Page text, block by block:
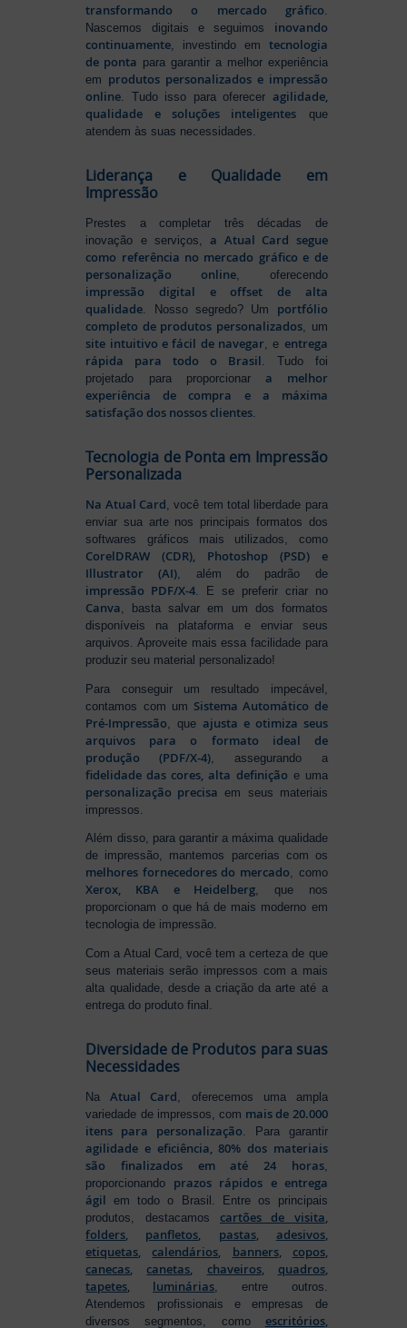
transformando o mercado gráfico.
Nascemos digitais e seguimos inovando
continuamente, investindo em tecnologia
de ponta para garantir a melhor experiência
em produtos personalizados e impressão
online. Tudo isso para oferecer agilidade,
qualidade e soluções inteligentes que
atendem às suas necessidades.
Liderança e Qualidade em
Impressão
Prestes a completar três décadas de
inovação e serviços,a Atual Card segue
como referência no mercado gráfico e de
personalização online, oferecendo
impressão digital e offset de alta
qualidade. Nosso segredo? Um portfólio
completo de produtos personalizados, um
site intuitivo e fácil de navegar, e entrega
rápida para todo o Brasil. Tudo foi
projetado para proporcionara melhor
experiência de compra e a máxima
satisfação dos nossos clientes.
Tecnologia de Ponta em Impressão
Personalizada
Na Atual Card , você tem total liberdade para
enviar sua arte nos principais formatos dos
softwares gráficos mais utilizados, como
CorelDRAW (CDR), Photoshop (PSD) e
Illustrator (AI) , além do padrão de
impressão PDF/X-4 . E se preferir criar no
Canva , basta salvar em um dos formatos
disponíveis na plataforma e enviar seus
arquivos. Aproveite mais essa facilidade para
produzir seu material personalizado!
Para conseguir um resultado impecável,
contamos com um Sistema Automático de
Pré-Impressão , queajusta e otimiza seus
arquivos para o formato ideal de
produção (PDF/X-4) , assegurando a
fidelidade das cores, alta definição e uma
personalização precisa em seus materiais
impressos.
Além disso, para garantir a máxima qualidade
de impressão, mantemos parcerias com os
melhores fornecedores do mercado, como
Xerox, KBA e Heidelberg, que nos
proporcionam o que há de mais moderno em
tecnologia de impressão.
Com a Atual Card, você tem a certeza de que
seus materiais serão impressos com a mais
alta qualidade, desde a criação da arte até a
entrega do produto final.
Diversidade de Produtos para suas
Necessidades
NaAtual Card , oferecemos uma ampla
variedade de impressos, com mais de 20.000
itens para personalização . Para garantir
agilidade e eficiência, 80% dos materiais
são finalizados em até 24 horas,
proporcionando prazos rápidos e entrega
ágil em todo o Brasil. Entre os principais
produtos, destacamos cartões de visita,
folders, panfletos, pastas, adesivos,
etiquetas,calendários, banners, copos,
canecas,canetas, chaveiros, quadros,
tapetes, luminárias , entre outros.
Atendemos profissionais e empresas de
diversos segmentos, como escritórios,